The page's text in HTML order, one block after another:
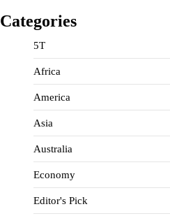
Categories
5T
Africa
America
Asia
Australia
Economy
Editor's Pick